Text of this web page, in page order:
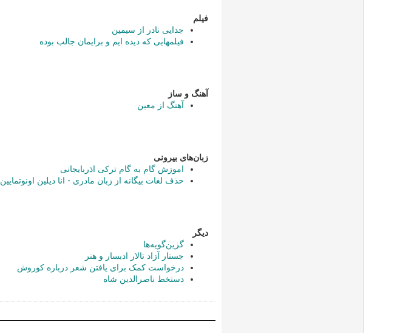
فیلم
جدایی نادر از سیمین
فیلمهایی که دیده ایم و برایمان جالب بوده
آهنگ و ساز
آهنگ از معین
زبان‌های بیرونی
اموزش گام به گام ترکی اذربایجانی
حذف لغات بیگانه از زبان مادری - انا دیلین اونوتمایین
دیگر
گزین‌گویه‌ها
جستار آزاد تالار‌ ادبسار و هنر
درخواست کمک برای یافتن شعر درباره کوروش
دستخط ناصرالدین شاه